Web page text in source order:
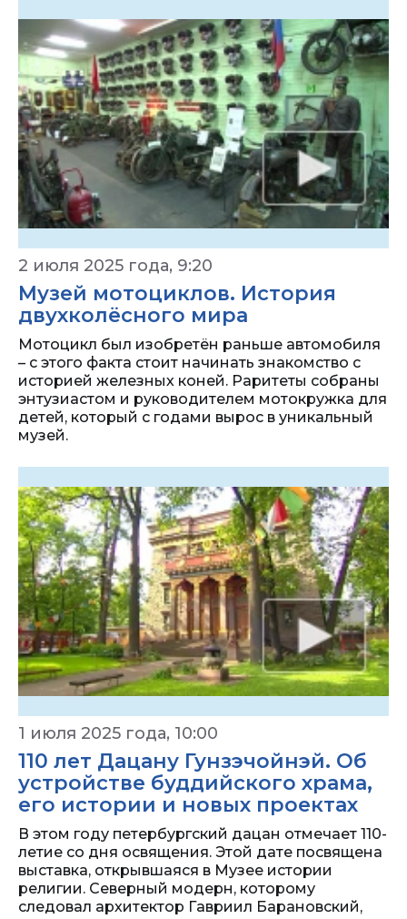
2 июля 2025 года, 9:20
Музей мотоциклов. История
двухколёсного мира
Мотоцикл был изобретён раньше автомобиля
– с этого факта стоит начинать знакомство с
историей железных коней. Раритеты собраны
энтузиастом и руководителем мотокружка для
детей, который с годами вырос в уникальный
музей.
1 июля 2025 года, 10:00
110 лет Дацану Гунзэчойнэй. Об
устройстве буддийского храма,
его истории и новых проектах
В этом году петербургский дацан отмечает 110-
летие со дня освящения. Этой дате посвящена
выставка, открывшаяся в Музее истории
религии. Северный модерн, которому
следовал архитектор Гавриил Барановский,